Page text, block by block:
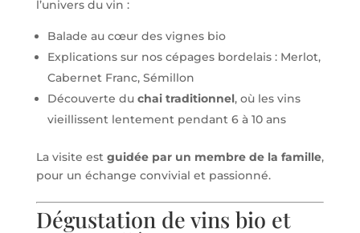
l’univers du vin :
Balade au cœur des vignes bio
Explications sur nos cépages bordelais : Merlot,
Cabernet Franc, Sémillon
Découverte du chai traditionnel, où les vins
vieillissent lentement pendant 6 à 10 ans
La visite est guidée par un membre de la famille,
pour un échange convivial et passionné.
Dégustation de vins bio et